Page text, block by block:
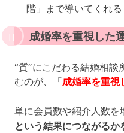
階」まで導いてくれる
成婚率を重視した
“質”にこだわる結婚相
むのが、「成婚率を重視
単に会員数や紹介人数を
という結果につながる